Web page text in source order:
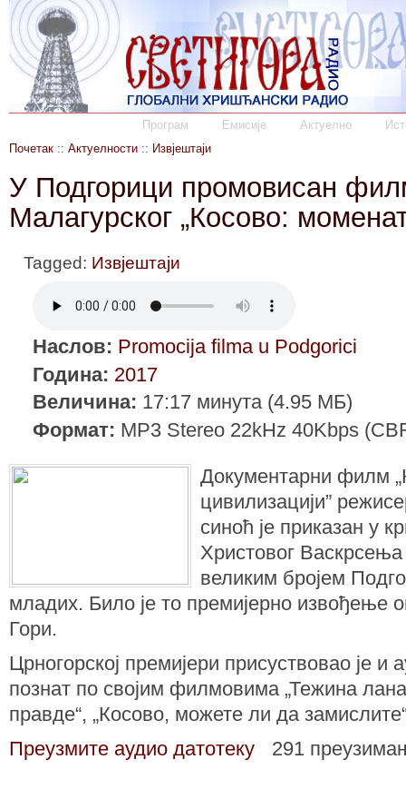
Програм Емисије Актуелно
Почетак :: Актуелности :: Извјештаји
У Подгорици промовисан
Малагурског „Косово:
Tagged: Извјештаји
Наслов: Promocija filma u Podgorici
Година: 2017
Величина: 17:17 минута (4.95 МБ)
Формат: MP3 Stereo 22kHz 40Kbps
Документарни филм
цивилизацији”
синоћ је приказан у
Христовог
великим бројем
младих. Било је то премијерно извођење
Гори.
Црногорској премијери присуствовао је и
познат по својим филмовима „Тежина
правде“, „Косово, можете ли да
Преузмите аудио датотеку
291